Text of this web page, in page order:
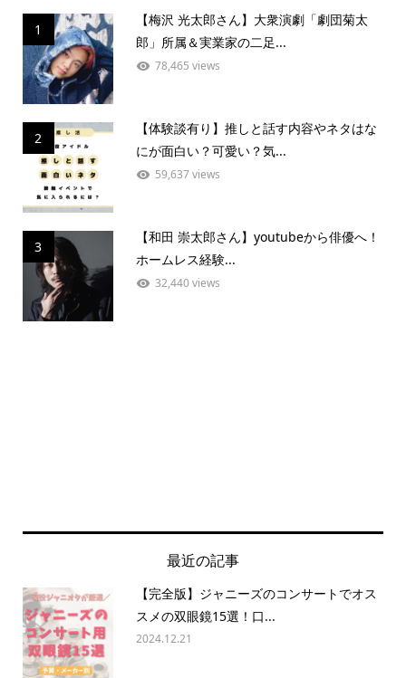
1
【梅沢 光太郎さん】大衆演劇「劇団菊太
郎」所属＆実業家の二足...
78,465 views
2
【体験談有り】推しと話す内容やネタはな
にが面白い？可愛い？気...
59,637 views
3
【和田 崇太郎さん】youtubeから俳優へ！
ホームレス経験...
32,440 views
最近の記事
【完全版】ジャニーズのコンサートでオス
スメの双眼鏡15選！口...
2024.12.21